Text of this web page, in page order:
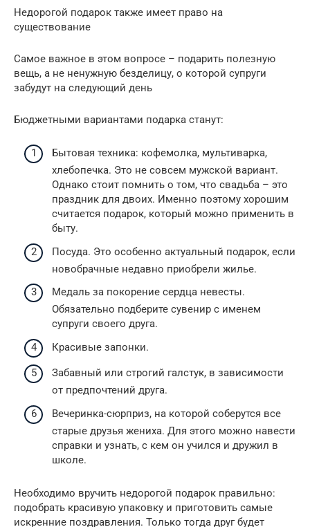
Недорогой подарок также имеет право на
существование
Самое важное в этом вопросе – подарить полезную
вещь, а не ненужную безделицу, о которой супруги
забудут на следующий день
Бюджетными вариантами подарка станут:
Бытовая техника: кофемолка, мультиварка,
хлебопечка. Это не совсем мужской вариант.
Однако стоит помнить о том, что свадьба – это
праздник для двоих. Именно поэтому хорошим
считается подарок, который можно применить в
быту.
Посуда. Это особенно актуальный подарок, если
новобрачные недавно приобрели жилье.
Медаль за покорение сердца невесты.
Обязательно подберите сувенир с именем
супруги своего друга.
Красивые запонки.
Забавный или строгий галстук, в зависимости
от предпочтений друга.
Вечеринка-сюрприз, на которой соберутся все
старые друзья жениха. Для этого можно навести
справки и узнать, с кем он учился и дружил в
школе.
Необходимо вручить недорогой подарок правильно:
подобрать красивую упаковку и приготовить самые
искренние поздравления. Только тогда друг будет